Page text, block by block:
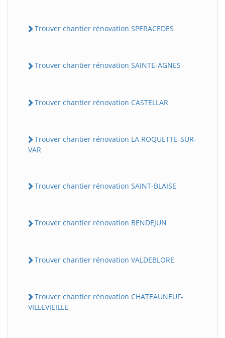
Trouver chantier rénovation SPERACEDES
Trouver chantier rénovation SAINTE-AGNES
Trouver chantier rénovation CASTELLAR
Trouver chantier rénovation LA ROQUETTE-SUR-
VAR
Trouver chantier rénovation SAINT-BLAISE
Trouver chantier rénovation BENDEJUN
Trouver chantier rénovation VALDEBLORE
Trouver chantier rénovation CHATEAUNEUF-
VILLEVIEILLE